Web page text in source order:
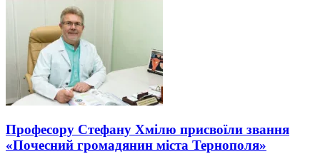
Професору Стефану Хмілю присвоїли звання
«Почесний громадянин міста Тернополя»